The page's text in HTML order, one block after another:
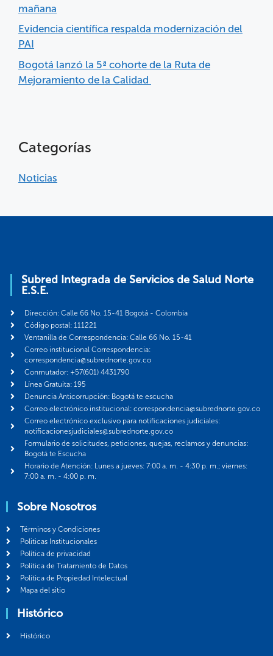
mañana
Evidencia científica respalda modernización del
PAI
Bogotá lanzó la 5ª cohorte de la Ruta de
Mejoramiento de la Calidad
Categorías
Noticias
Subred Integrada de Servicios de Salud Norte
E.S.E.
Dirección: Calle 66 No. 15-41 Bogotá - Colombia
Código postal: 111221
Ventanilla de Correspondencia: Calle 66 No. 15-41
Correo institucional Correspondencia:
correspondencia@subrednorte.gov.co
Conmutador: +57(601) 4431790
Línea Gratuita: 195
Denuncia Anticorrupción: Bogotá te escucha
Correo electrónico institucional: correspondencia@subrednorte.gov.co
Correo electrónico exclusivo para notificaciones judiciales:
notificacionesjudiciales@subrednorte.gov.co
Formulario de solicitudes, peticiones, quejas, reclamos y denuncias:
Bogotá te Escucha
Horario de Atención: Lunes a jueves: 7:00 a. m. - 4:30 p. m.; viernes:
7:00 a. m. - 4:00 p. m.
Sobre Nosotros
Términos y Condiciones
Politicas Institucionales
Política de privacidad
Política de Tratamiento de Datos
Política de Propiedad Intelectual
Mapa del sitio
Histórico
Histórico